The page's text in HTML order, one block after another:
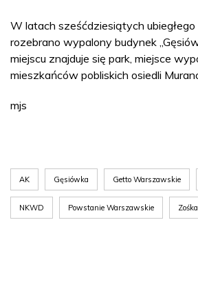
W latach sześćdziesiątych
rozebrano wypalony budynek
miejscu znajduje się park, miejsce
mieszkańców pobliskich osiedli
mjs
AK Gęsiówka Getto Warszawskie
NKWD Powstanie Warszawskie Zośka